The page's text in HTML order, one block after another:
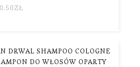
ZŁ
DRWAL SHAMPOO COLOGNE
DO WŁOSÓW OPARTY